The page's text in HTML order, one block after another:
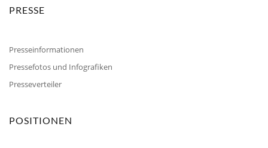
PRESSE
Presseinformationen
Pressefotos und Infografiken
Presseverteiler
POSITIONEN